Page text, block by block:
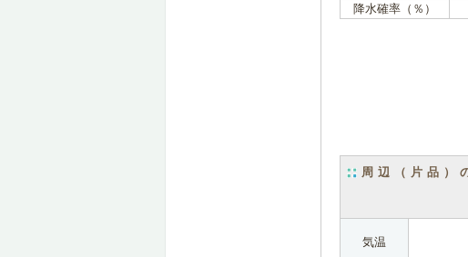
降水確率（％）
周辺（片品）
気温